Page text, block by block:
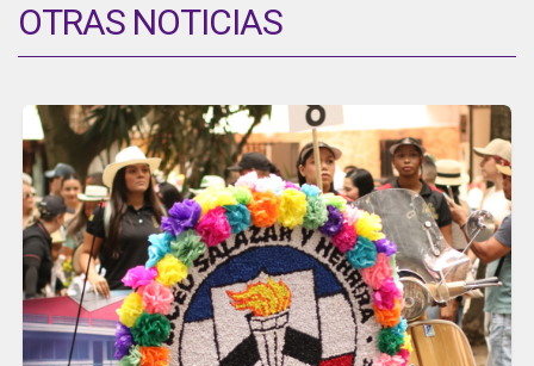
OTRAS NOTICIAS